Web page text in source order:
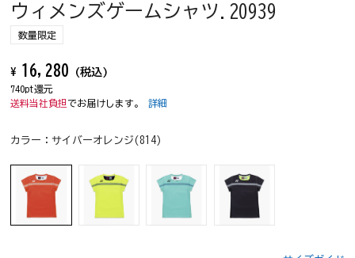
ウィメンズゲームシャツ.20939
数量限定
¥ 16,280 (税込)
740pt還元
送料当社負担 でお届けします。詳細
カラー：サイバーオレンジ(814)